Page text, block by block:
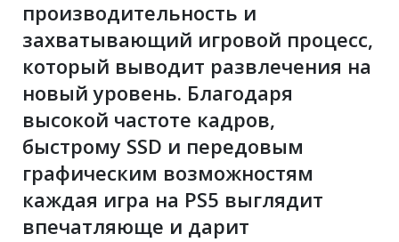
производительность и
захватывающий игровой процесс,
который выводит развлечения на
новый уровень. Благодаря
высокой частоте кадров,
быстрому SSD и передовым
графическим возможностям
каждая игра на PS5 выглядит
впечатляюще и дарит